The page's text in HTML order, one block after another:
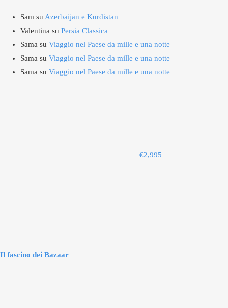
Sam su Azerbaijan e Kurdistan
Valentina su Persia Classica
Sama su Viaggio nel Paese da mille e una notte
Sama su Viaggio nel Paese da mille e una notte
Sama su Viaggio nel Paese da mille e una notte
€2,995
Il fascino dei Bazaar